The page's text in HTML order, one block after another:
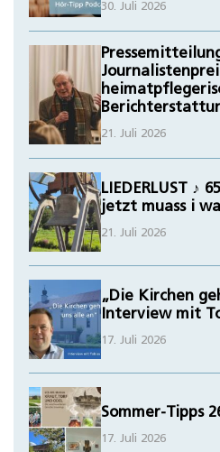
30. Juli 2026
21. Juli 2026
LIEDERLUST ♪
jetzt muass i
21. Juli 2026
„Die Kirchen
Interview mit
17. Juli 2026
Sommer-Tipps
17. Juli 2026